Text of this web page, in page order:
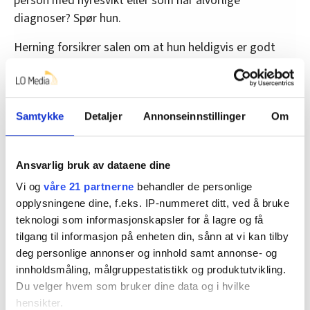
Samtykke Detaljer Annonseinnstillinger Om
Ansvarlig bruk av dataene dine
Vi og våre 21 partnerne behandler de personlige
opplysningene dine, f.eks. IP-nummeret ditt, ved å bruke
teknologi som informasjonskapsler for å lagre og få
tilgang til informasjon på enheten din, sånn at vi kan tilby
deg personlige annonser og innhold samt annonse- og
innholdsmåling, målgruppestatistikk og produktutvikling.
Du velger hvem som bruker dine data og i hvilke
hensikter.
diagnoser? Spør hun.
Herning forsikrer salen om at hun heldigvis er godt
forsikret gjennom sin fagforening, sånn at man ikke
blir bekymret for henne.
Hun er svekket, men kampklar og maner til kamp for en
sterk offentlig velferdsstat. Og på Sørmarka
grunnleggende endring, hvis bare venstresiden
kommer i maktposisjon igjen.
Nå håper hun at både LO og politikerne tar dette på
alvor og presser på for å få til en endring.
Denne artikkelen erover fem år gammel.